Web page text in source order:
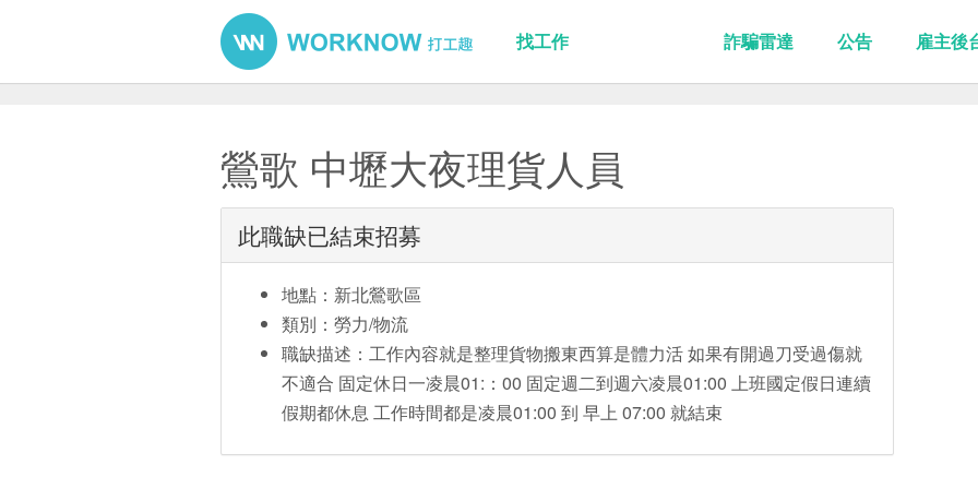
找工作 詐騙雷達 公告 雇主後
鶯歌 中壢大夜理貨人員
此職缺已結束招募
地點：新北鶯歌區
類別：勞力/物流
職缺描述：工作內容就是整理貨物搬東西算是體力活 如果有開過刀受過傷就
不適合 固定休日一凌晨01:：00 固定週二到週六凌晨01:00 上班國定假日連續
假期都休息 工作時間都是凌晨01:00 到 早上 07:00 就結束